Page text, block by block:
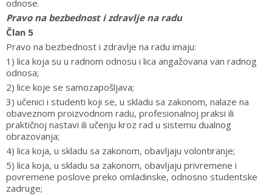
odnose.
Pravo na bezbednost i zdravlje na radu
Član 5
Pravo na bezbednost i zdravlje na radu imaju:
1) lica koja su u radnom odnosu i lica angažovana van radnog
odnosa;
2) lice koje se samozapošljava;
3) učenici i studenti koji se, u skladu sa zakonom, nalaze na
obaveznom proizvodnom radu, profesionalnoj praksi ili
praktičnoj nastavi ili učenju kroz rad u sistemu dualnog
obrazovanja;
4) lica koja, u skladu sa zakonom, obavljaju volontiranje;
5) lica koja, u skladu sa zakonom, obavljaju privremene i
povremene poslove preko omladinske, odnosno studentske
zadruge;